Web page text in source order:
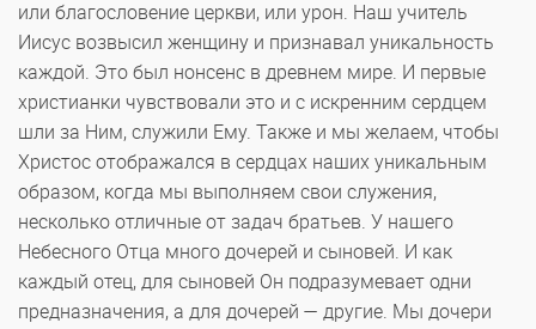
или благословение церкви, или урон. Наш учитель
Иисус возвысил женщину и признавал уникальность
каждой. Это был нонсенс в древнем мире. И первые
христианки чувствовали это и с искренним сердцем
шли за Ним, служили Ему. Также и мы желаем, чтобы
Христос отображался в сердцах наших уникальным
образом, когда мы выполняем свои служения,
несколько отличные от задач братьев. У нашего
Небесного Отца много дочерей и сыновей. И как
каждый отец, для сыновей Он подразумевает одни
предназначения, а для дочерей — другие. Мы дочери